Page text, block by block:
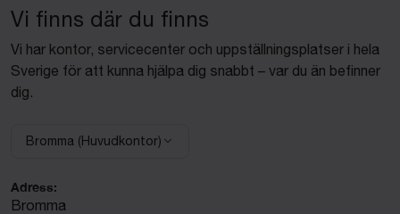
Vi finns där du finns
Vi har kontor, servicecenter och uppställningsplatser i hela
Sverige för att kunna hjälpa dig snabbt – var du än befinner
dig.
Välj anläggning:
Bromma (Huvudkontor)
Adress:
Bromma